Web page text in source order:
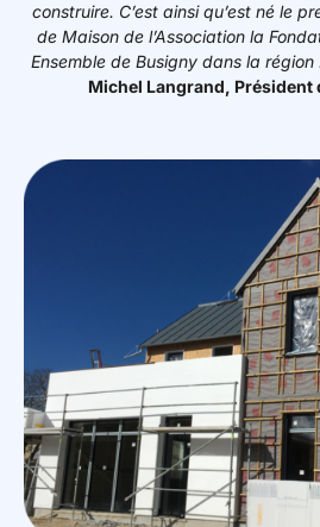
construire. C’est ainsi qu’est né le
de Maison de l’Association la
Ensemble de Busigny dans la
Michel Langrand, Président